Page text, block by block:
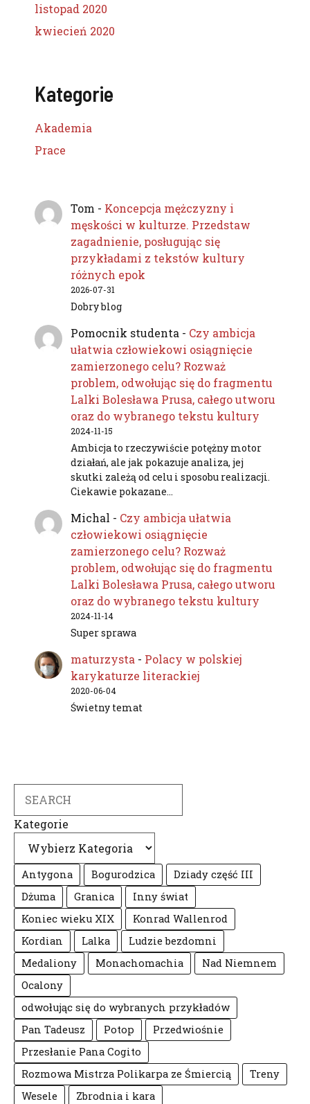
listopad 2020
kwiecień 2020
Kategorie
Akademia
Prace
Tom - Koncepcja mężczyzny i
męskości w kulturze. Przedstaw
zagadnienie, posługując się
przykładami z tekstów kultury
różnych epok
2026-07-31
Dobry blog
Pomocnik studenta - Czy ambicja
ułatwia człowiekowi osiągnięcie
zamierzonego celu? Rozważ
problem, odwołując się do fragmentu
Lalki Bolesława Prusa, całego utworu
oraz do wybranego tekstu kultury
2024-11-15
Ambicja to rzeczywiście potężny motor
działań, ale jak pokazuje analiza, jej
skutki zależą od celu i sposobu realizacji.
Ciekawie pokazane…
Michal - Czy ambicja ułatwia
człowiekowi osiągnięcie
zamierzonego celu? Rozważ
problem, odwołując się do fragmentu
Lalki Bolesława Prusa, całego utworu
oraz do wybranego tekstu kultury
2024-11-14
Super sprawa
maturzysta - Polacy w polskiej
karykaturze literackiej
2020-06-04
Świetny temat
Kategorie
Antygona Bogurodzica
Dziady część III
Dżuma
Granica
Inny świat
Koniec wieku XIX
Konrad Wallenrod
Kordian
Lalka
Ludzie bezdomni
Medaliony
Monachomachia
Nad Niemnem
Ocalony
odwołując się do wybranych przykładów
Pan Tadeusz
Potop
Przedwiośnie
Przesłanie Pana Cogito
Rozmowa Mistrza Polikarpa ze Śmiercią
Treny
Wesele
Zbrodnia i kara